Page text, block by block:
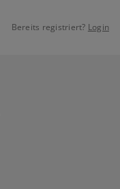
Bereits registriert? Login